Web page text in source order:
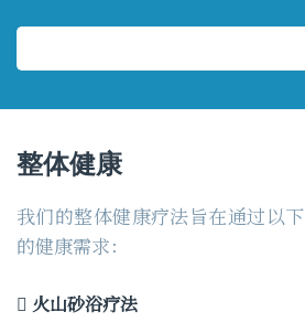
整体健康
我们的整体健康疗法旨在通过以
的健康需求：
火山砂浴疗法